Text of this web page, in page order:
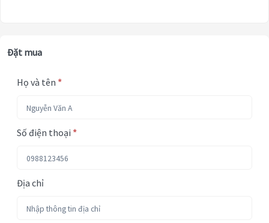
Đặt mua
Họ và tên *
Số điện thoại *
Địa chỉ